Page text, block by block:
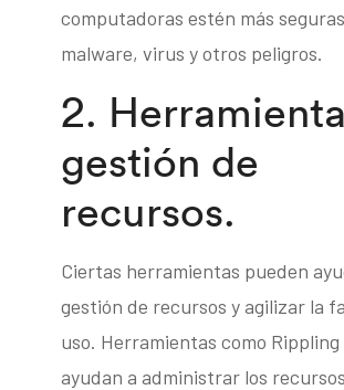
computadoras estén más
malware, virus y otros peligros.
2.
gestión de
recursos.
Ciertas herramientas pueden
gestión de recursos y agilizar la
uso. Herramientas como Rippling
ayudan a administrar los